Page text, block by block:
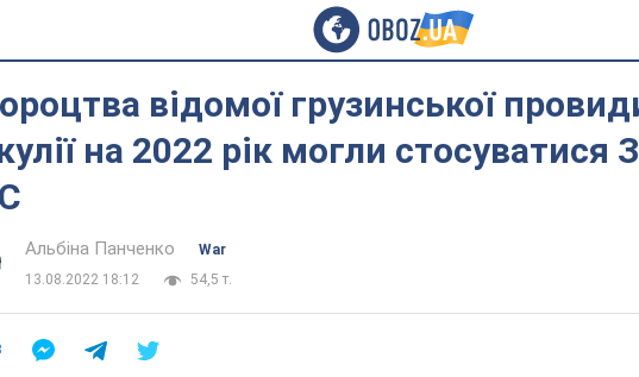
відомої грузинської
на 2022 рік могли стосуватися
Альбіна Панченко
War
13.08.2022 18:12
54,5 т.